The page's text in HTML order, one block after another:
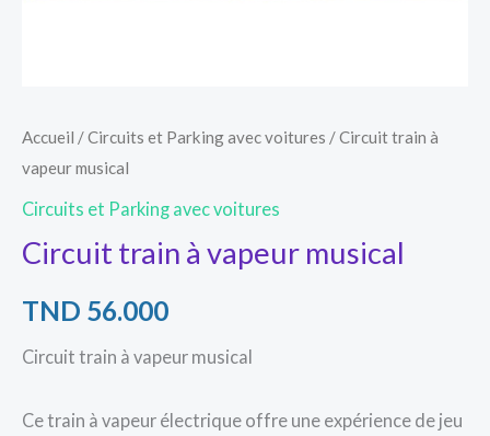
Accueil /Circuits et Parking avec voitures / Circuit train à
vapeur musical
Circuits et Parking avec voitures
Circuit train à vapeur musical
TND 56.000
Circuit train à vapeur musical
Ce train à vapeur électrique offre une expérience de jeu